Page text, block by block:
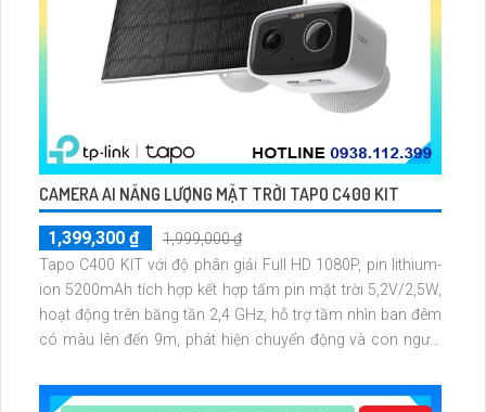
CAMERA AI NĂNG LƯỢNG MẶT TRỜI TAPO C400 KIT
1,399,300 ₫
1,999,000 ₫
Tapo C400 KIT với độ phân giải Full HD 1080P, pin lithium-
ion 5200mAh tích hợp kết hợp tấm pin mặt trời 5,2V/2,5W,
hoạt động trên băng tần 2,4 GHz, hỗ trợ tầm nhìn ban đêm
có màu lên đến 9m, phát hiện chuyển động và con người
512GB